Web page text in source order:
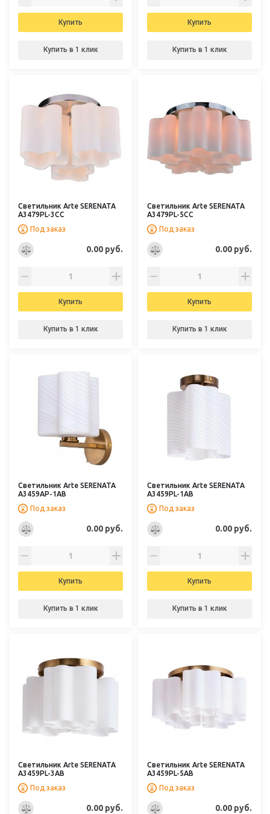
Купить
Купить в 1 клик
Купить
Купить в 1 клик
Светильник Arte SERENATA
A3479PL-3CC
Под заказ
0.00 руб.
Купить
Купить в 1 клик
Светильник Arte SERENATA
A3479PL-5CC
Под заказ
0.00 руб.
Купить
Купить в 1 клик
Светильник Arte SERENATA
A3459AP-1AB
Под заказ
0.00 руб.
Купить
Купить в 1 клик
Светильник Arte SERENATA
A3459PL-1AB
Под заказ
0.00 руб.
Купить
Купить в 1 клик
Светильник Arte SERENATA
A3459PL-3AB
Под заказ
0.00 руб.
Светильник Arte SERENATA
A3459PL-5AB
Под заказ
0.00 руб.